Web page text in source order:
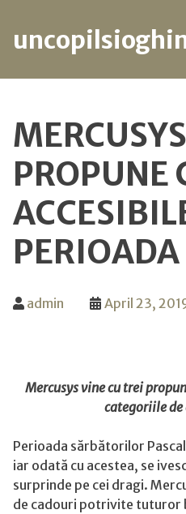
content
PROPUNE
admin April 23,
propune
pentru
perioada
Paștelui
Mercusys vine cu trei
categoriile
Perioada sărbătorilor
iar odată cu acestea, se
surprinde pe cei dragi.
de cadouri potrivite tuturor